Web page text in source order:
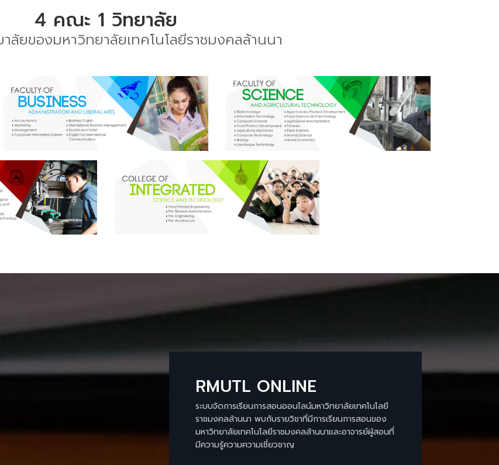
4 คณะ 1 วิทยาลัย
าลัยของมหาวิทยาลัยเทคโนโลยีราชมงคลล้านนา
RMUTL ONLINE
ระบบจัดการเรียนการสอนออนไลน์มหาวิทยาลัยเทคโนโลยี
ราชมงคลล้านนา พบกับรายวิชาที่มีการเรียนการสอนของ
มหาวิทยาลัยเทคโนโลยีราชมงคลล้านนาเเละอาจารย์ผู้สอนที่
มีความรู้ความความเชี่ยวชาญ